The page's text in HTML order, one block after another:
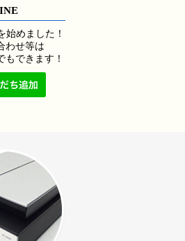
始めました！
わせ等は
もできます！